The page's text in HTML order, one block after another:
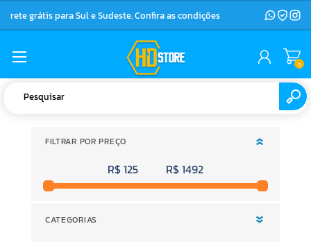
Frete grátis para Sul e Sudeste. Confira as condições
0
FILTRAR POR PREÇO
R$ 125 R$ 1492
CATEGORIAS